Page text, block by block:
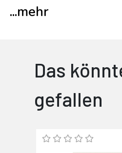
...mehr
Das
gefallen